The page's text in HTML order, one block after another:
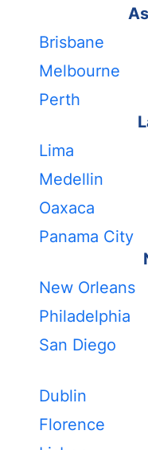
Brisbane
Melbourne
Perth
Lima
Medellin
Oaxaca
Panama City
New Orleans
Philadelphia
San Diego
Dublin
Florence